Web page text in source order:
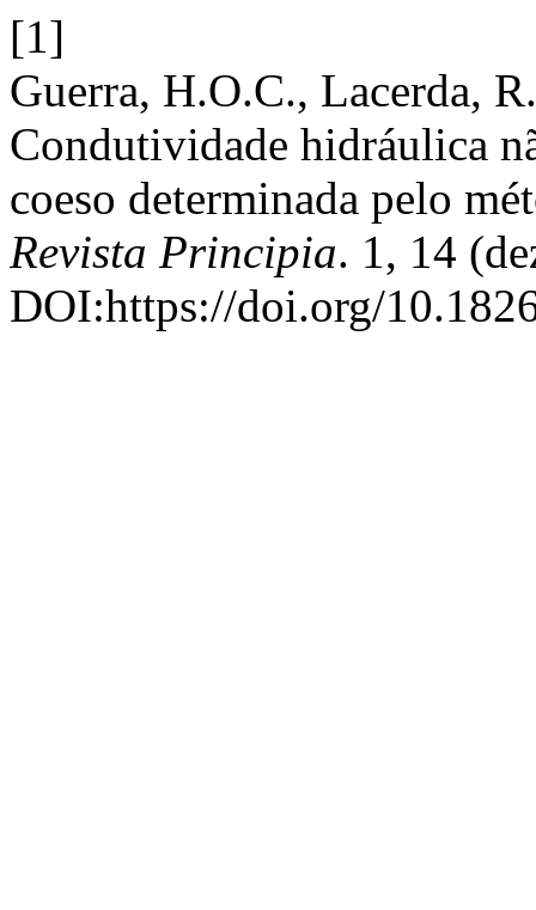
[1]
Guerra, H.O.C., Lacerda,
Condutividade hidráulica
coeso determinada pelo
Revista Principia. 1, 14
DOI:https://doi.org/